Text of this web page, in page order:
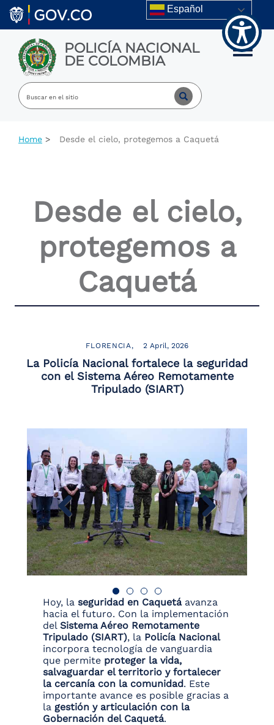
Skip to main content Español
POLICÍA NACIONAL
DE COLOMBIA Toggle
Home Desde el cielo, protegemos a Caquetá
Desde el cielo,
protegemos a
Caquetá
FLORENCIA 2 April, 2026
La Policía Nacional fortalece la seguridad
con el Sistema Aéreo Remotamente
Tripulado (SIART)
Hoy, la seguridad en Caquetáavanza
hacia el futuro. Con la implementación
del Sistema Aéreo Remotamente
Tripulado (SIART), la Policía Nacional
incorpora tecnología de vanguardia
que permite proteger la vida,
salvaguardar el territorio y fortalecer
la cercanía con la comunidad. Este
importante avance es posible gracias a
la gestión y articulación con la
Gobernación del Caquetá.